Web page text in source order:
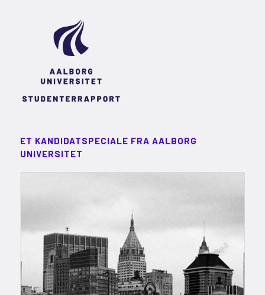
ET KANDIDATSPECIALE FRA AALBORG
UNIVERSITET